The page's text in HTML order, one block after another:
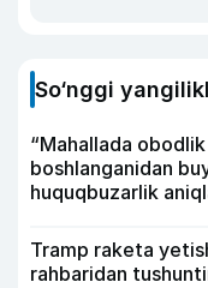
So‘nggi
“Mahallada
boshlanganidan
huquqbuzarlik
Tramp raketa
rahbaridan